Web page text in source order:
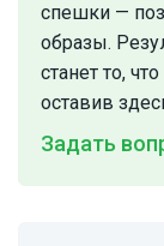
спешки —
образы.
станет то,
оставив
Задать